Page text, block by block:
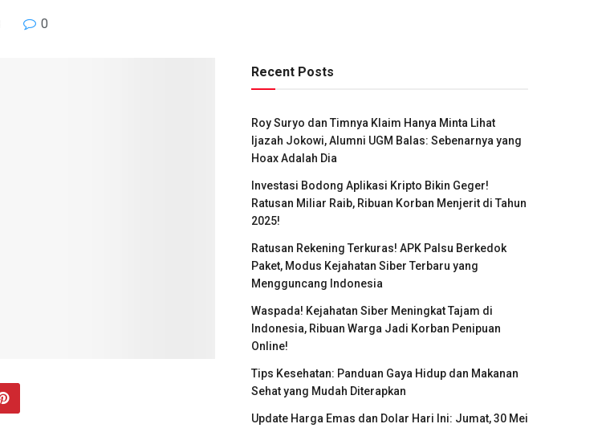
0
Recent Posts
Roy Suryo dan Timnya Klaim Hanya Minta Lihat
Ijazah Jokowi, Alumni UGM Balas: Sebenarnya yang
Hoax Adalah Dia
Investasi Bodong Aplikasi Kripto Bikin Geger!
Ratusan Miliar Raib, Ribuan Korban Menjerit di Tahun
2025!
Ratusan Rekening Terkuras! APK Palsu Berkedok
Paket, Modus Kejahatan Siber Terbaru yang
Mengguncang Indonesia
Waspada! Kejahatan Siber Meningkat Tajam di
Indonesia, Ribuan Warga Jadi Korban Penipuan
Online!
Tips Kesehatan: Panduan Gaya Hidup dan Makanan
Sehat yang Mudah Diterapkan
Update Harga Emas dan Dolar Hari Ini: Jumat, 30 Mei